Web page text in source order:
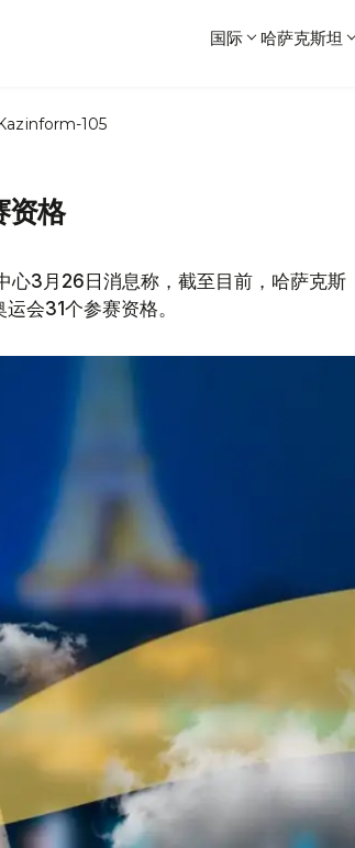
国际 哈萨克斯坦
105
资格
心3月26日消息称，截至目前，哈萨克斯
会31个参赛资格。